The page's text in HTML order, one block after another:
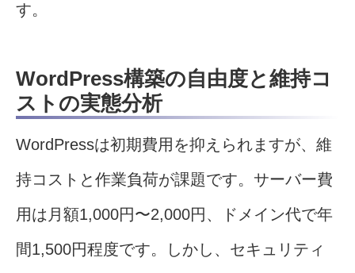
す。
WordPress構築の自由度と維持コ
ストの実態分析
WordPressは初期費用を抑えられますが、維
持コストと作業負荷が課題です。サーバー費
用は月額1,000円〜2,000円、ドメイン代で年
間1,500円程度です。しかし、セキュリティ